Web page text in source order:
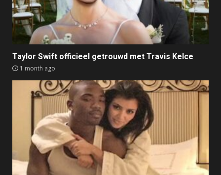
Taylor Swift officieel getrouwd met Travis Kelce
1 month ago